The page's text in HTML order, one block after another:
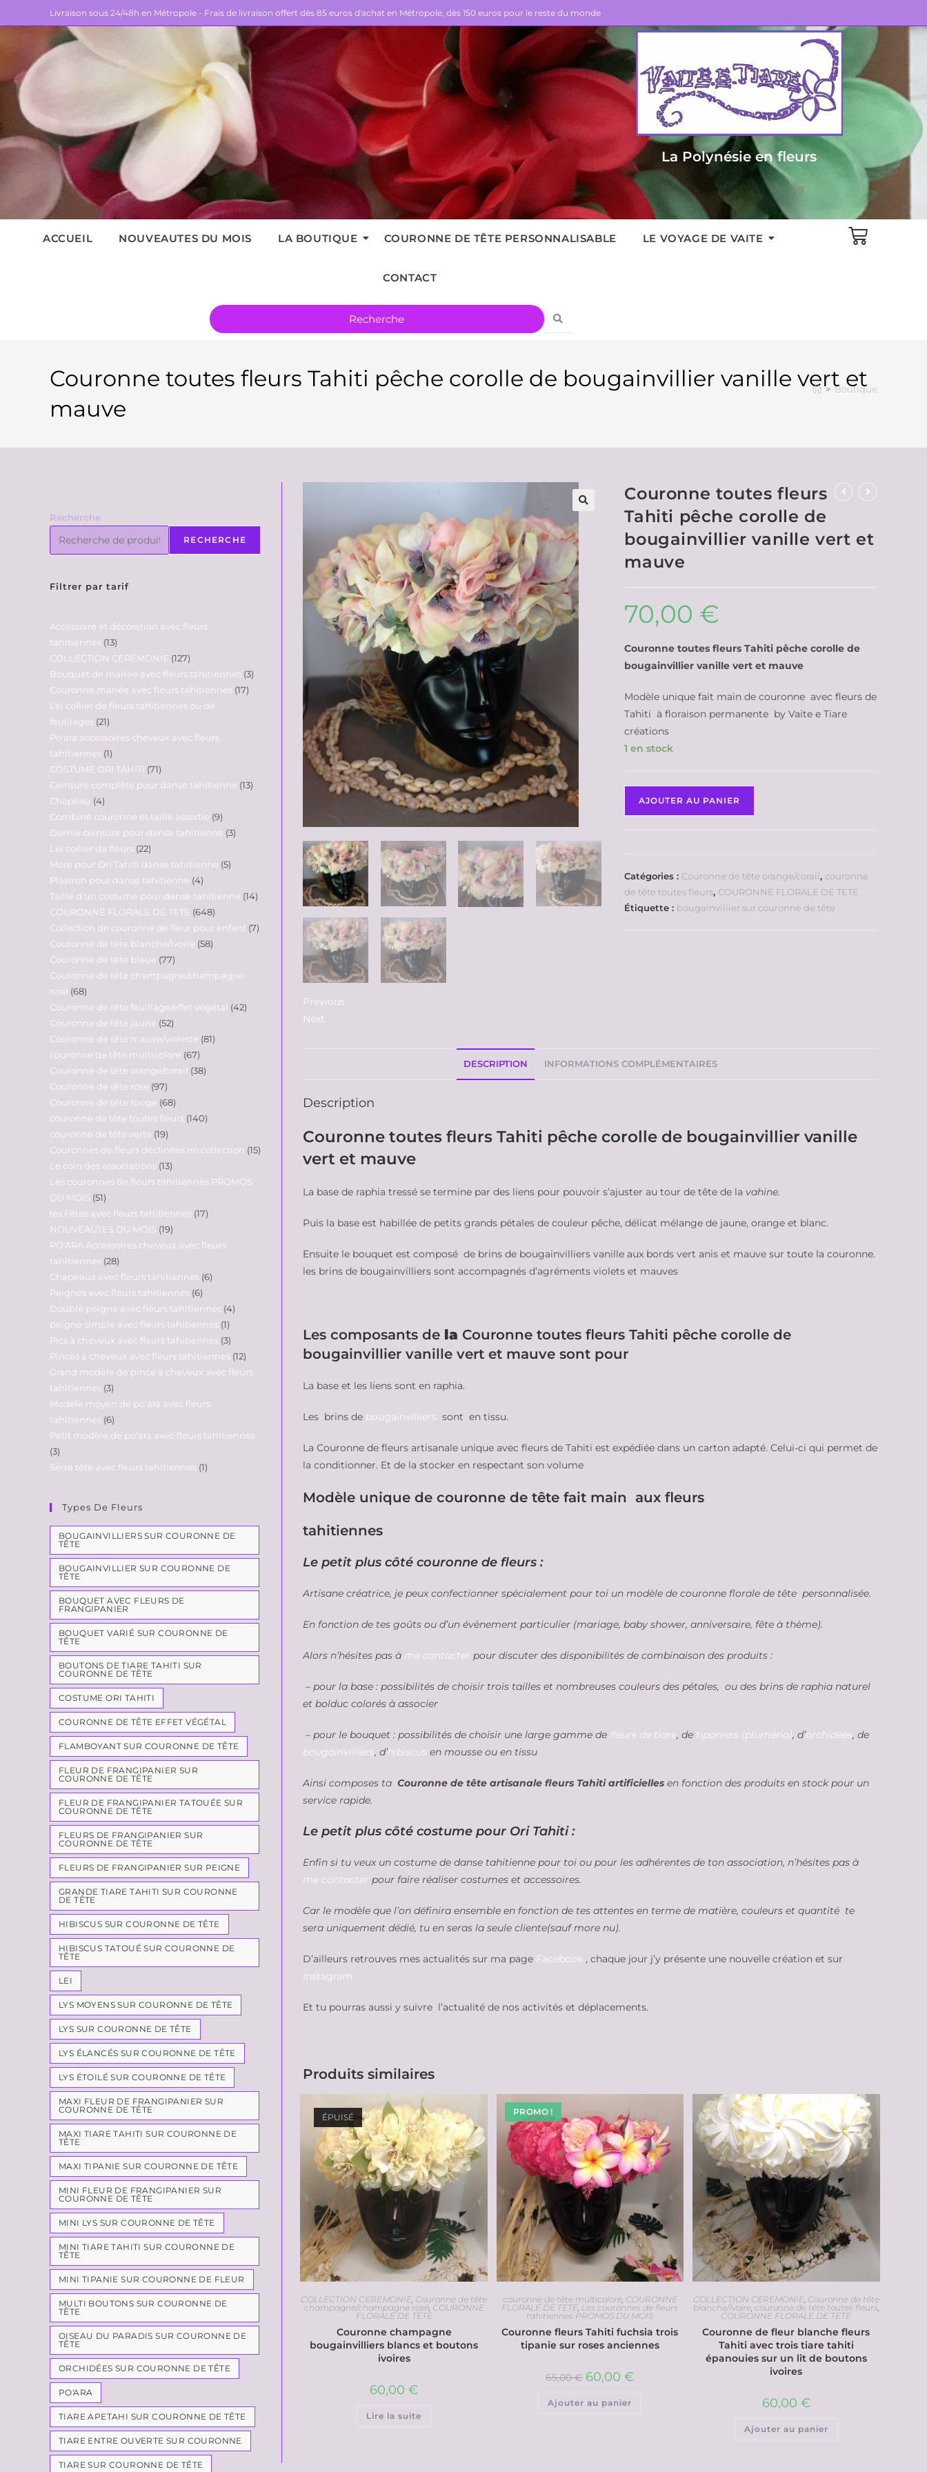
Livraison sous 24/48h en Métropole - Frais de livraison offert dès 85 euros d'achat en Métropole, dès 150 euros pour le reste du monde
La Polynésie en fleurs
ACCUEIL NOUVEAUTES DU MOIS LA BOUTIQUE COURONNE DE TÊTE PERSONNALISABLE LE VOYAGE DE VAITE
CONTACT
Couronne toutes fleurs Tahiti pêche corolle de bougainvillier vanille vert et
mauve
> Boutique
Previous
Next
Couronne toutes fleurs
Tahiti pêche corolle de
bougainvillier vanille vert et
mauve
70,00 €
Couronne toutes fleurs Tahiti pêche corolle de
bougainvillier vanille vert et mauve
Modèle unique fait main de couronne avec fleurs de
Tahiti à floraison permanente by Vaite e Tiare
créations
1 en stock
AJOUTER AU PANIER
Catégories : Couronne de tête orange/corail, couronne
de tête toutes fleurs, COURONNE FLORALE DE TETE
Étiquette : bougainvillier sur couronne de tête
DESCRIPTION INFORMATIONS COMPLÉMENTAIRES
Description
Couronne toutes fleurs Tahiti pêche corolle de bougainvillier vanille
vert et mauve
La base de raphia tressé se termine par des liens pour pouvoir s’ajuster au tour de tête de la vahine.
Puis la base est habillée de petits grands pétales de couleur pêche, délicat mélange de jaune, orange et blanc.
Ensuite le bouquet est composé de brins de bougainvilliers vanille aux bords vert anis et mauve sur toute la couronne.
les brins de bougainvilliers sont accompagnés d’agréments violets et mauves
Les composants de la Couronne toutes fleurs Tahiti pêche corolle de
bougainvillier vanille vert et mauve sont pour
La base et les liens sont en raphia.
Les brins de bougainvilliers sont en tissu.
La Couronne de fleurs artisanale unique avec fleurs de Tahiti est expédiée dans un carton adapté. Celui-ci qui permet de
la conditionner. Et de la stocker en respectant son volume
Modèle unique de couronne de tête fait main aux fleurs
tahitiennes
Le petit plus côté couronne de fleurs :
Artisane créatrice, je peux confectionner spécialement pour toi un modèle de couronne florale de tête personnalisée.
En fonction de tes goûts ou d’un évènement particulier (mariage, baby shower, anniversaire, fête à thème).
Alors n’hésites pas à me contacter pour discuter des disponibilités de combinaison des produits :
– pour la base : possibilités de choisir trois tailles et nombreuses couleurs des pétales, ou des brins de raphia naturel
et bolduc colorés à associer
– pour le bouquet : possibilités de choisir une large gamme de fleurs de tiare, de tipaniers (pluméria), d’orchidées, de
bougainvilliers, d’hibiscus en mousse ou en tissu
Ainsi composes ta Couronne de tête artisanale fleurs Tahiti artificielles en fonction des produits en stock pour un
service rapide.
Le petit plus côté costume pour Ori Tahiti :
Enfin si tu veux un costume de danse tahitienne pour toi ou pour les adhérentes de ton association, n’hésites pas à
me contacter pour faire réaliser costumes et accessoires.
Car le modèle que l’on définira ensemble en fonction de tes attentes en terme de matière, couleurs et quantité te
sera uniquement dédié, tu en seras la seule cliente(sauf more nu).
D’ailleurs retrouves mes actualités sur ma page Facebook , chaque jour j’y présente une nouvelle création et sur
Instagram.
Et tu pourras aussi y suivre l’actualité de nos activités et déplacements.
Produits similaires
ÉPUISÉ
COLLECTION CEREMONIE Couronne de tête
champagne/champagne rosé, COURONNE
FLORALE DE TETE
Couronne champagne
bougainvilliers blancs et boutons
ivoires
60,00€
Lire la suite
PROMO !
couronne de tête multicolore, COURONNE
FLORALE DE TETE Les couronnes de fleurs
tahitiennes PROMOS DU MOIS
Couronne fleurs Tahiti fuchsia trois
tipanie sur roses anciennes
65,00€ 60,00€
Ajouter au panier
COLLECTION CEREMONIE, Couronne de tête
blanche/ivoire, couronne de tête toutes fleurs
COURONNE FLORALE DE TETE
Couronne de fleur blanche fleurs
Tahiti avec trois tiare tahiti
épanouies sur un lit de boutons
ivoires
60,00 €
Ajouter au panier
Recherche
RECHERCHE
Filtrer par tarif
Accessoire et décoration avec fleurs
tahitiennes 13
COLLECTION CEREMONIE 127
Bouquet de mariée avec fleurs tahitiennes 3
Couronne mariée avec fleurs tahitiennes 17
Lei collier de fleurs tahitiennes ou de
feuillages 21
Po'ara accessoires cheveux avec fleurs
tahitiennes 1
COSTUME ORI TAHITI
71
Ceinture complète pour danse tahitienne 13
Chapeau 4
Combiné couronne et taille assortie 9
Demie ceinture pour danse tahitienne 3
Lei collier de fleurs 22
More pour Ori Tahiti danse tahitienne 5
Plastron pour danse tahitienne 4
Taille d'un costume pour danse tahitienne 14
COURONNE FLORALE DE TETE 648
Collection de couronne de fleur pour enfant 7
Couronne de tête blanche/ivoire 58
Couronne de tête bleue 77
Couronne de tête champagne/champagne
rosé 68
Couronne de tête feuillage/effet végétal 42
Couronne de tête jaune 52
Couronne de tête mauve/violette 81
couronne de tête multicolore 67
Couronne de tête orange/corail 38
Couronne de tête rose 97
Couronne de tête rouge 68
couronne de tête toutes fleurs 140
couronne de tête verte 19
Couronnes de fleurs déclinées en collection 15
Le coin des associations 13
Les couronnes de fleurs tahitiennes PROMOS
DU MOIS 51
les Fêtes avec fleurs tahitiennes 17
NOUVEAUTES DU MOIS 19
PO'ARA Accessoires cheveux avec fleurs
tahitiennes 28
Chapeaux avec fleurs tahitiennes 6
Peignes avec fleurs tahitiennes 6
Double peigne avec fleurs tahitiennes 4
peigne simple avec fleurs tahitiennes 1
Pics à cheveux avec fleurs tahitiennes 3
Pinces à cheveux avec fleurs tahitiennes 12
Grand modèle de pince à cheveux avec fleurs
tahitiennes 3
Modèle moyen de po'ara avec fleurs
tahitiennes 6
Petit modèle de po'ara avec fleurs tahitiennes
3
Serre tête avec fleurs tahitiennes 1
Types De Fleurs
BOUGAINVILLIERS SUR COURONNE DE
TÊTE
BOUGAINVILLIER SUR COURONNE DE
TÊTE
BOUQUET AVEC FLEURS DE
FRANGIPANIER
BOUQUET VARIÉ SUR COURONNE DE
TÊTE
BOUTONS DE TIARE TAHITI SUR
COURONNE DE TÊTE
COSTUME ORI TAHITI
COURONNE DE TÊTE EFFET VÉGÉTAL
FLAMBOYANT SUR COURONNE DE TÊTE
FLEUR DE FRANGIPANIER SUR
COURONNE DE TÊTE
FLEUR DE FRANGIPANIER TATOUÉE SUR
COURONNE DE TÊTE
FLEURS DE FRANGIPANIER SUR
COURONNE DE TÊTE
FLEURS DE FRANGIPANIER SUR PEIGNE
GRANDE TIARE TAHITI SUR COURONNE
DE TÊTE
HIBISCUS SUR COURONNE DE TÊTE
HIBISCUS TATOUÉ SUR COURONNE DE
TÊTE
LEI
LYS MOYENS SUR COURONNE DE TÊTE
LYS SUR COURONNE DE TÊTE
LYS ÉLANCÉS SUR COURONNE DE TÊTE
LYS ÉTOILÉ SUR COURONNE DE TÊTE
MAXI FLEUR DE FRANGIPANIER SUR
COURONNE DE TÊTE
MAXI TIARE TAHITI SUR COURONNE DE
TÊTE
MAXI TIPANIE SUR COURONNE DE TÊTE
MINI FLEUR DE FRANGIPANIER SUR
COURONNE DE TÊTE
MINI LYS SUR COURONNE DE TÊTE
MINI TIARE TAHITI SUR COURONNE DE
TÊTE
MINI TIPANIE SUR COURONNE DE FLEUR
MULTI BOUTONS SUR COURONNE DE
TÊTE
OISEAU DU PARADIS SUR COURONNE DE
TÊTE
ORCHIDÉES SUR COURONNE DE TÊTE
PO'ARA
TIARE APETAHI SUR COURONNE DE TÊTE
TIARE ENTRE OUVERTE SUR COURONNE
TIARE SUR COURONNE DE TÊTE